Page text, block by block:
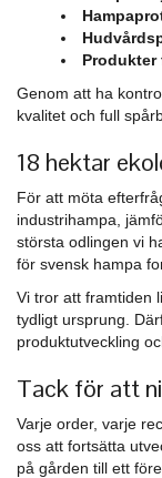
Genom att ha
kvalitet och full
18 hektar
För att möta
industrihampa,
största odlingen vi
för svensk hampa
Vi tror att framtiden
tydligt ursprung.
produktutveckling
Tack för att
Varje order, varje
oss att fortsätta
på gården till ett